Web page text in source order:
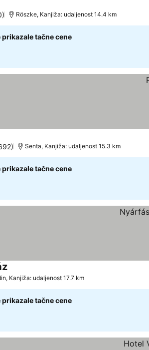
cene
Röszke, Kanjiža: udaljenost 14.4 km
tačne cene
Senta, Kanjiža: udaljenost 15.3 km
tačne cene
Pogledaj cene
Kanjiža: udaljenost 17.7 km
tačne cene